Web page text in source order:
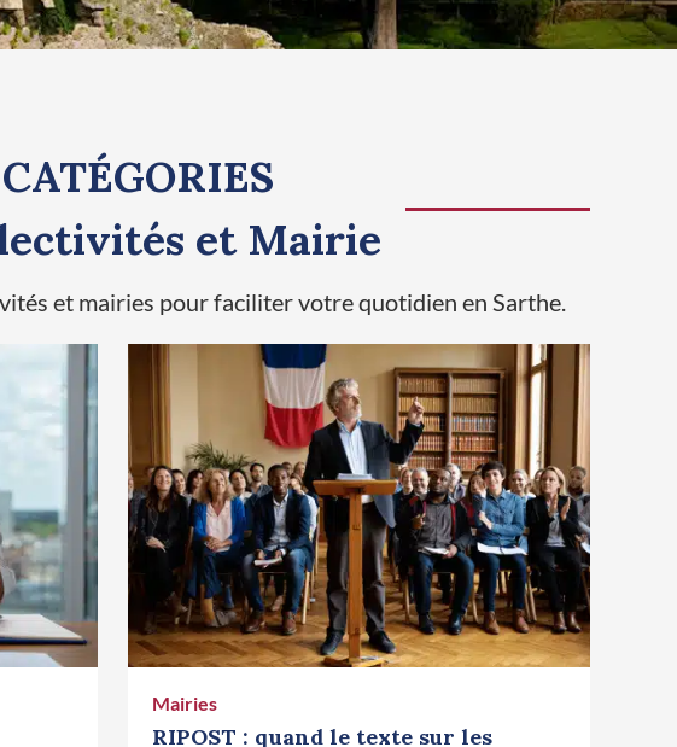
et Mairie
et mairies pour faciliter votre quotidien en Sarthe.
Mairies
RIPOST : quand le texte sur les